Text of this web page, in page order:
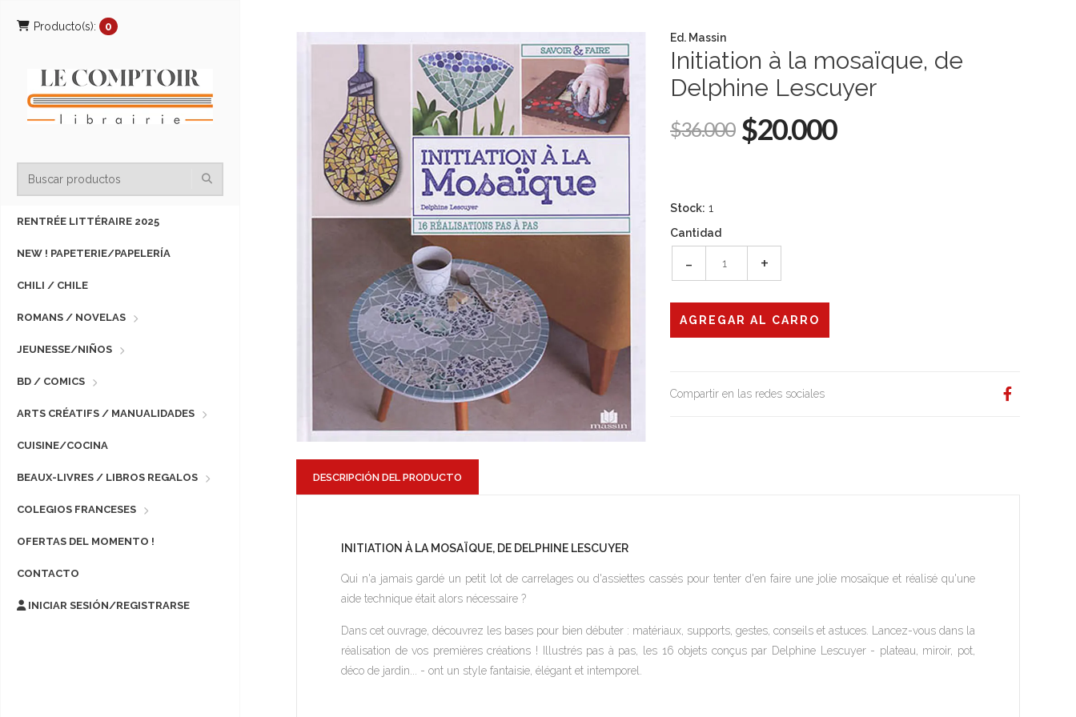
Producto(s): 0
RENTRÉE LITTÉRAIRE 2025
NEW ! PAPETERIE/PAPELERÍA
CHILI / CHILE
ROMANS / NOVELAS
JEUNESSE/NIÑOS
BD / COMICS
ARTS CRÉATIFS / MANUALIDADES
CUISINE/COCINA
BEAUX-LIVRES / LIBROS REGALOS
COLEGIOS FRANCESES
OFERTAS DEL MOMENTO !
CONTACTO
INICIAR SESIÓN/REGISTRARSE
Ed. Massin
Initiation à la mosaïque, de
Delphine Lescuyer
$36.000 $20.000
Stock: 1
Cantidad
- +
Compartir en las redes sociales
DESCRIPCIÓN DEL PRODUCTO
INITIATION À LA MOSAÏQUE, DE DELPHINE LESCUYER
Qui n'a jamais gardé un petit lot de carrelages ou d'assiettes cassés pour tenter d'en faire une jolie mosaïque et réalisé qu'une
aide technique était alors nécessaire ?
Dans cet ouvrage, découvrez les bases pour bien débuter : matériaux, supports, gestes, conseils et astuces. Lancez-vous dans la
réalisation de vos premières créations ! Illustrés pas à pas, les 16 objets conçus par Delphine Lescuyer - plateau, miroir, pot,
déco de jardin... - ont un style fantaisie, élégant et intemporel.